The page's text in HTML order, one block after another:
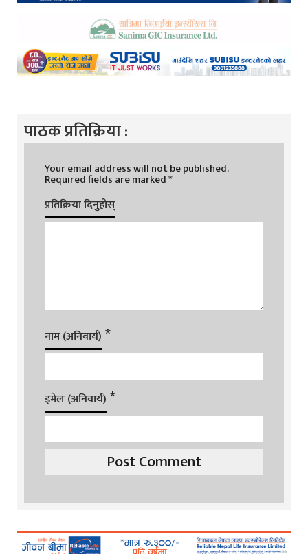
पाठक प्रतिक्रिया :
Your email address will not be published.
Required fields are marked*
प्रतिक्रिया दिनुहोस्
नाम (अनिवार्य) *
इमेल (अनिवार्य) *